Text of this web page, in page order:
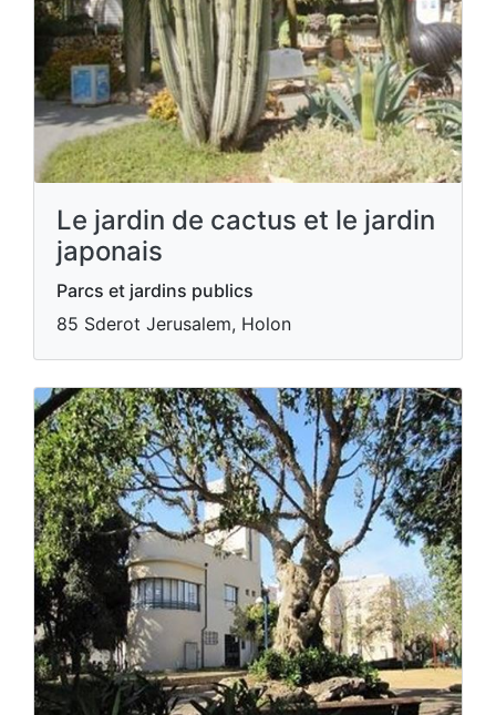
Le jardin de cactus et le jardin
japonais
Parcs et jardins publics
85 Sderot Jerusalem, Holon